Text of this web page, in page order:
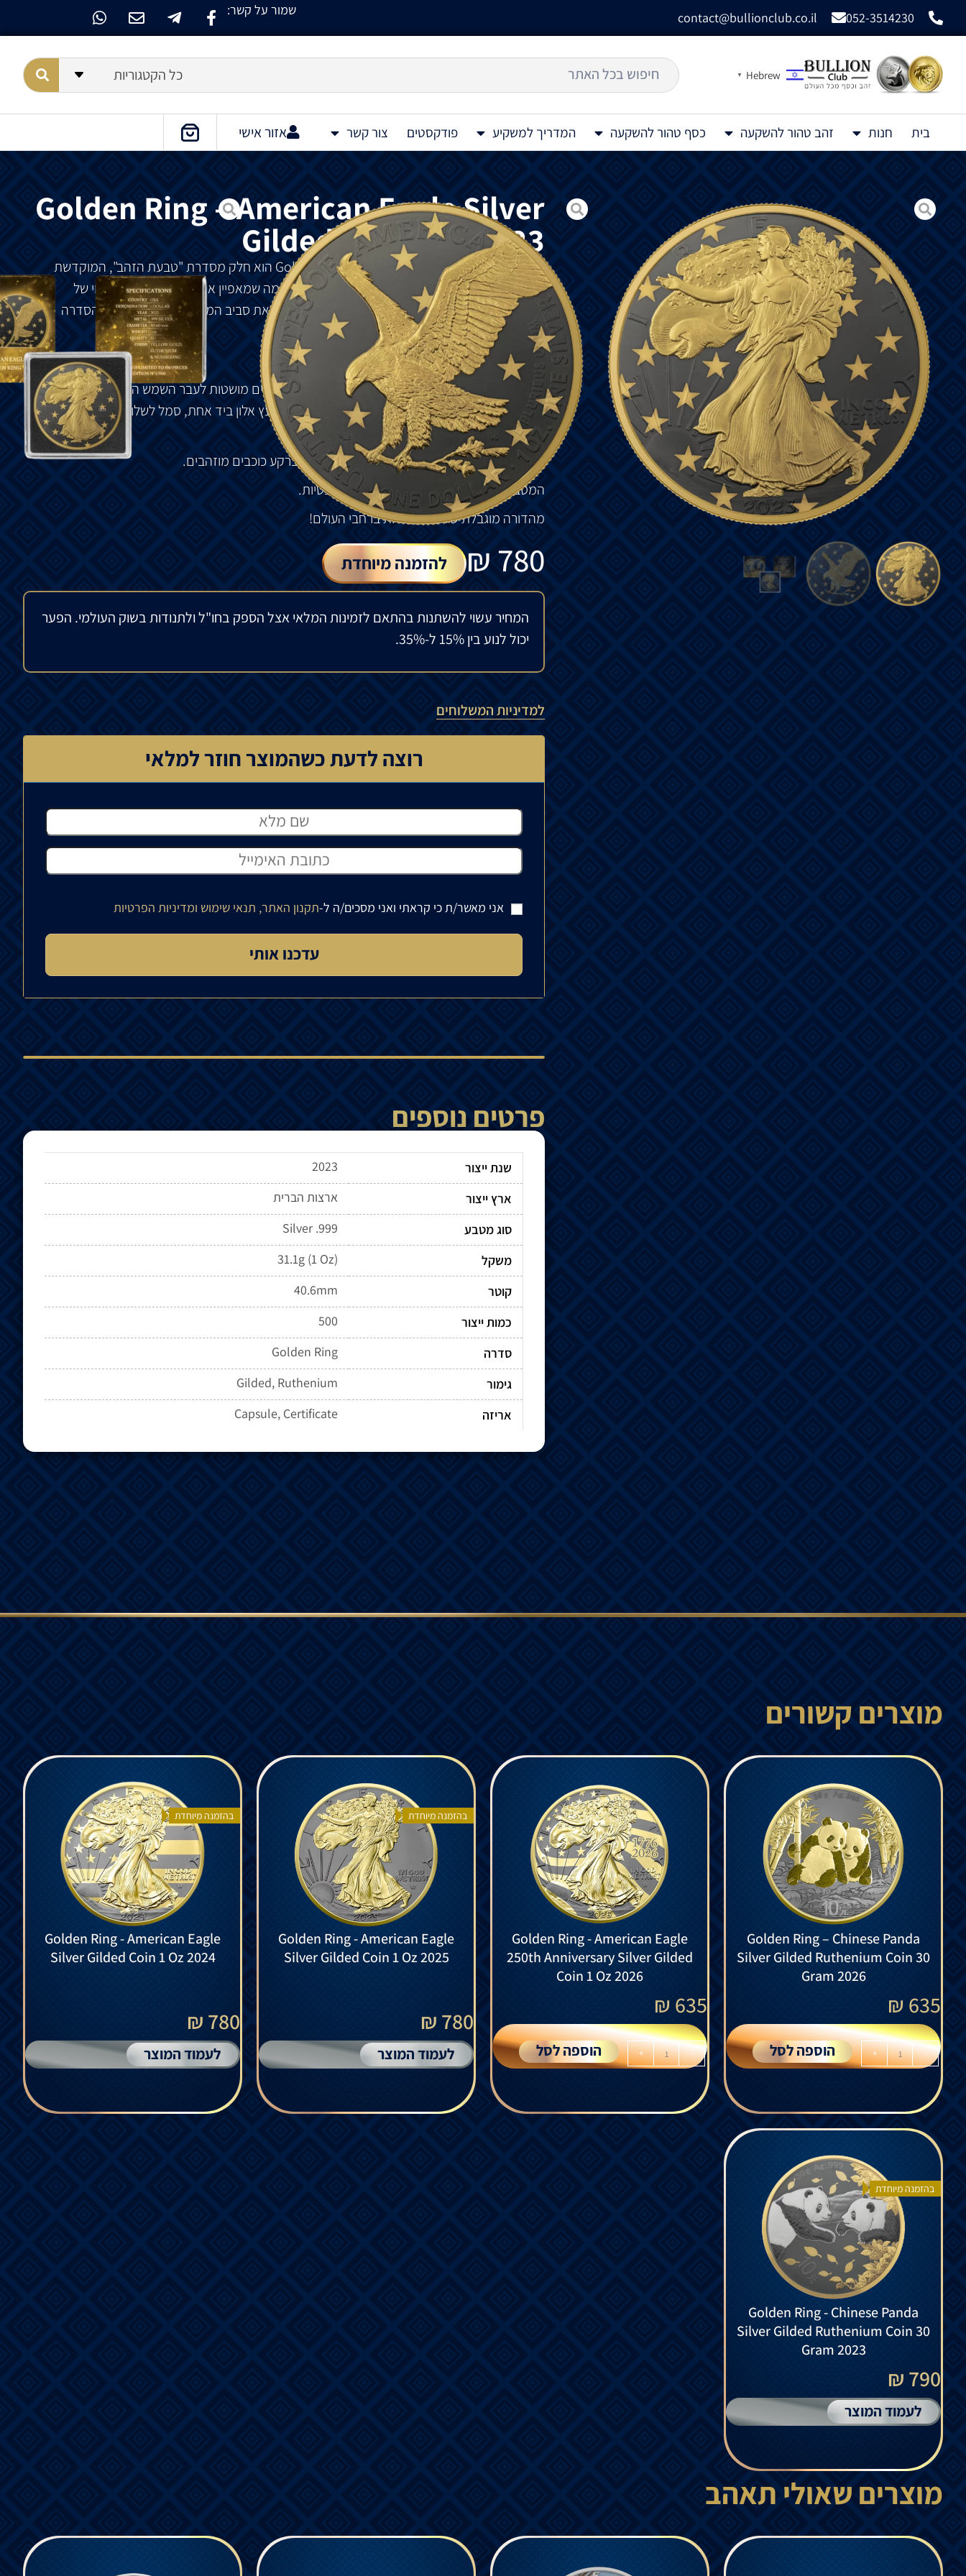
052-3514230
contact@bullionclub.co.il שמור על קשר:
Hebrew
▼ כל הקטגוריות
בית חנות זהב טהור להשקעה כסף טהור להשקעה המדריך למשקיע פודקסטים צור קשר אזור אישי
Golden Ring – American Eagle Silver
Gilded Coin 1 Oz 2023
מטבעGolden Ring – American Eagle 1 Oz 2023 הואחלק מסדרת"טבעתהזהב", המוקדשת
למטבעותהשקעותהכסף המפורסמיםביותרבעולם.מהשמאפיין את הסדרההזוהוא ציפוישל
שתי
מתכותיקרות:זהבצהובורותניום הזהב מכסה גםאתסביב המטבע, ומכאןשמהשלהסדרה
"טבעת הזהב".
במהדורה זו:נשרהכסףהאמריקאי.
חזית
מציגאתליידיליברטימוזהבת צועדתבידיים מושטותלעברהשמשהעולהעםשמלתה
והדגל
המכוסהמתנוסססביבה.היאאוחזת בענפיזיתועץ אלוןביד אחת, סמללשלום וחוזק.וברקע
כוכביםמוזהבים.
גב המטבעמציגנשרהרלדיאוחזבענףמוזהביםוברקעכוכבים מוזהבים.
המטבעמגיע במארז תעודתהאותנטיות.
מהדורה מוגבלתשל500 יחידותברחבי העולם!
780
₪ להזמנה מיוחדת
המחיר עשוי להשתנות בהתאם לזמינות המלאי אצל הספק בחו"ל ולתנודות בשוק העולמי. הפער
יכול לנוע בין 15% ל-35%.
למדיניות המשלוחים
רוצה לדעת כשהמוצר חוזר למלאי
אני מאשר/ת כי קראתי ואני מסכים/ה ל-תקנון האתר, תנאי שימוש ומדיניות הפרטיות
פרטים נוספים
שנת ייצור
2023
ארץ ייצור
ארצות הברית
סוג מטבע
Silver .999
משקל
31.1g (1 Oz)
קוטר
40.6mm
כמות ייצור
500
סדרה
Golden Ring
גימור
Gilded, Ruthenium
אריזה
Capsule, Certificate
מוצרים קשורים
Golden Ring – Chinese Panda
Silver Gilded Ruthenium Coin 30
Gram 2026
635
₪
-
+ הוספה לסל
Golden Ring - American Eagle
250th Anniversary Silver Gilded
Coin 1 Oz 2026
635
₪
-
+ הוספה לסל
בהזמנה מיוחדת
Golden Ring - American Eagle
Silver Gilded Coin 1 Oz 2025
780 ₪
לעמוד המוצר
בהזמנה מיוחדת
Golden Ring - American Eagle
Silver Gilded Coin 1 Oz 2024
780 ₪
לעמוד המוצר
בהזמנה מיוחדת
Golden Ring - Chinese Panda
Silver Gilded Ruthenium Coin 30
Gram 2023
790 ₪
לעמוד המוצר
מוצרים שאולי תאהב